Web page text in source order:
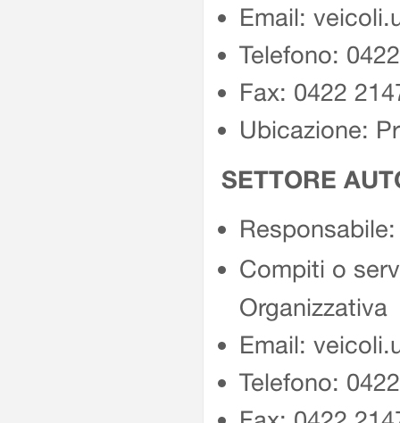
Email:
Telefono:
Fax: 0422
Ubicazione:
SETTORE
Compiti o
Organizzativa
Email:
Telefono: